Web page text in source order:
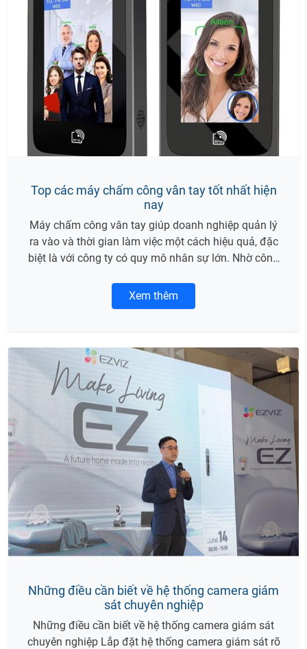
Top các máy chấm công vân tay tốt nhất hiện
nay
Máy chấm công vân tay giúp doanh nghiệp quản lý
ra vào và thời gian làm việc một cách hiệu quả, đặc
biệt là với công ty có quy mô nhân sự lớn. Nhờ công
thực danh tính, ghi nhận giờ làm của nhân viên
nhanh chóng và chính xác. Sau đây MINH NGỌC sẽ
Xem thêm
Những điều cần biết về hệ thống camera giám
sát chuyên nghiệp
Những điều cần biết về hệ thống camera giám sát
chuyên nghiệp Lắp đặt hệ thống camera giám sát rõ